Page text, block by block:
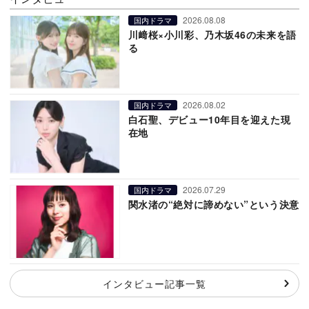
国内ドラマ 2026.08.08
川﨑桜×小川彩、乃木坂46の未来を語
る
国内ドラマ 2026.08.02
白石聖、デビュー10年目を迎えた現
在地
国内ドラマ 2026.07.29
関水渚の“絶対に諦めない”という決意
インタビュー記事一覧